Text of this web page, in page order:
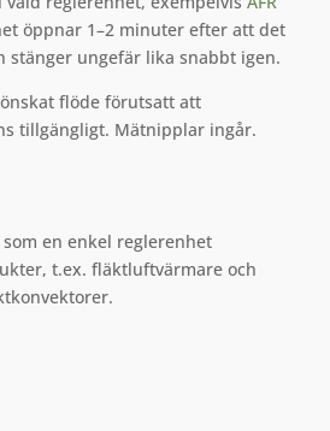
öppnar 1–2 minuter efter att det
stänger ungefär lika snabbt igen.
flöde förutsatt att
tillgängligt. Mätnipplar ingår.
en enkel reglerenhet
t.ex. fläktluftvärmare och